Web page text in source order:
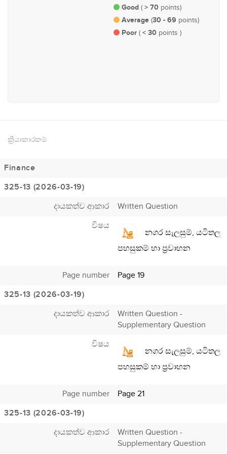
Good ( > 70 points)
Average (30 - 69 points)
Poor ( < 30 points )
ක්‍රියාකාරකම්
Finance
325-13 (2026-03-19)
දායකත්ව ආකාර
Written Question
විෂය
නගර සැලසුම්, යටිතල
පහසුකම් හා ප්‍රවාහන
Page number
Page 19
325-13 (2026-03-19)
දායකත්ව ආකාර
Written Question -
Supplementary Question
විෂය
නගර සැලසුම්, යටිතල
පහසුකම් හා ප්‍රවාහන
Page number
Page 21
325-13 (2026-03-19)
දායකත්ව ආකාර
Written Question -
Supplementary Question